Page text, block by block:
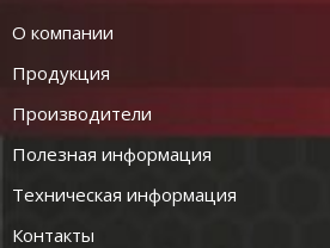
О компании
Продукция
Производители
Полезная информация
Техническая информация
Контакты